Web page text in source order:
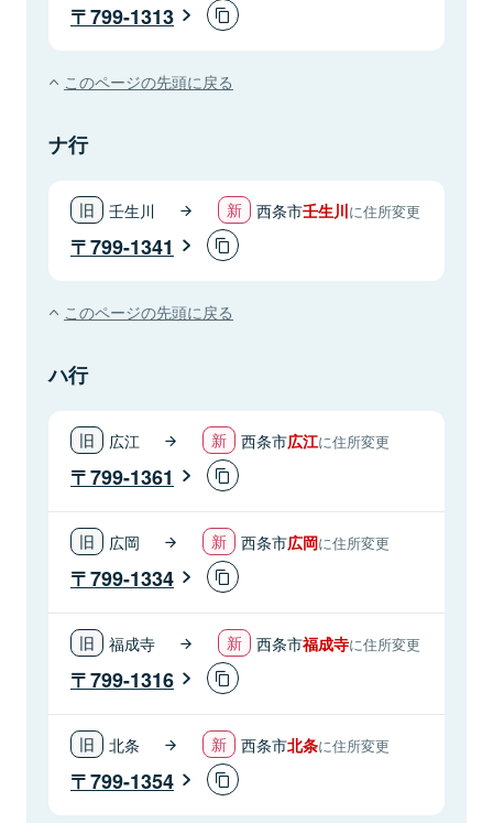
799-1313
このページの先頭に戻る
ナ行
壬生川 西条市壬生川に住所変更
799-1341
このページの先頭に戻る
ハ行
広江 西条市広江に住所変更
799-1361
広岡 西条市広岡に住所変更
799-1334
福成寺 西条市福成寺に住所変更
799-1316
北条 西条市北条に住所変更
799-1354